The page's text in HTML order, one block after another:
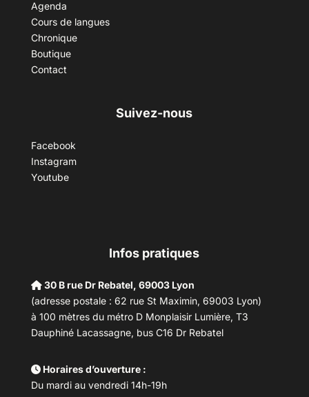
Agenda
Cours de langues
Chronique
Boutique
Contact
Suivez-nous
Facebook
Instagram
Youtube
Infos pratiques
30 B rue Dr Rebatel, 69003 Lyon
(adresse postale : 62 rue St Maximin, 69003 Lyon)
à 100 mètres du métro D Monplaisir Lumière, T3
Dauphiné Lacassagne, bus C16 Dr Rebatel
Horaires d’ouverture :
Du mardi au vendredi 14h-19h